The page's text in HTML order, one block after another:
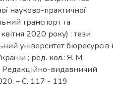
науково-практичної
транспорт та
2020 року) : тези
університет біоресурсів і
; ред. кол.: Я. М.
Редакційно-видавничий
– С. 117 - 119